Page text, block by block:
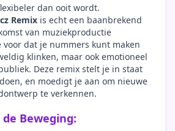
dan ooit wordt.
Remix is echt een baanbrekend
van muziekproductie
voor dat je nummers kunt maken
klinken, maar ook emotioneel
Deze remix stelt je in staat
en moedigt je aan om nieuwe
te verkennen.
Beweging: